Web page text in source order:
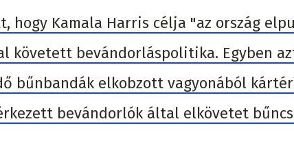
hogy Kamala Harris célja "az ország
követett bevándorláspolitika. Egyben
bűnbandák elkobzott vagyonából
bevándorlók által elkövetet